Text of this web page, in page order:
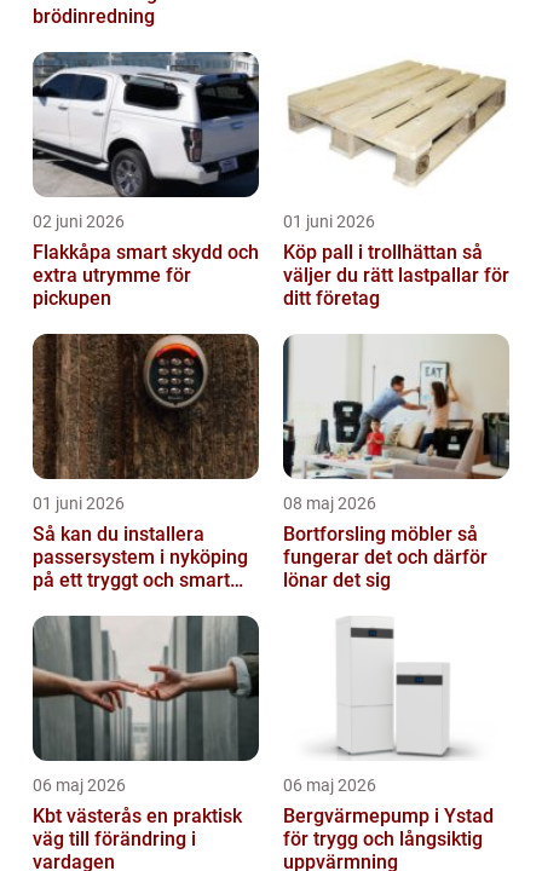
brödinredning
02 juni 2026
Flakkåpa smart skydd och
extra utrymme för
pickupen
01 juni 2026
Köp pall i trollhättan så
väljer du rätt lastpallar för
ditt företag
01 juni 2026
Så kan du installera
passersystem i nyköping
på ett tryggt och smart
08 maj 2026
Bortforsling möbler så
fungerar det och därför
lönar det sig
06 maj 2026
Kbt västerås en praktisk
väg till förändring i
vardagen
06 maj 2026
Bergvärmepump i Ystad
för trygg och långsiktig
uppvärmning